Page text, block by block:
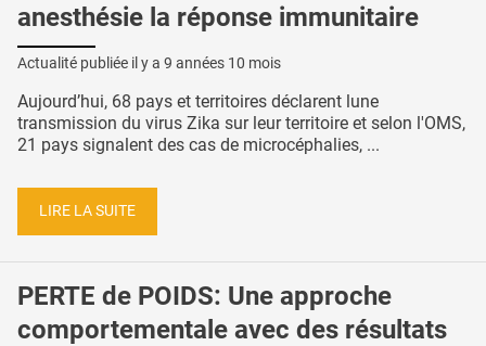
anesthésie la réponse immunitaire
Actualité publiée il y a 9 années 10 mois
Aujourd’hui, 68 pays et territoires déclarent lune
transmission du virus Zika sur leur territoire et selon l'OMS,
21 pays signalent des cas de microcéphalies, ...
LIRE LA SUITE
PERTE de POIDS: Une approche
comportementale avec des résultats